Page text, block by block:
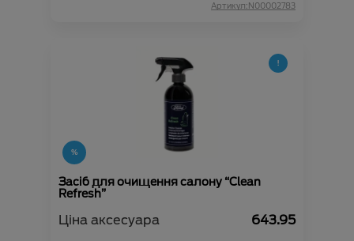
Артикул:N00002783
Засіб для очищення салону “Clean
Refresh”
Ціна аксесуара 643.95